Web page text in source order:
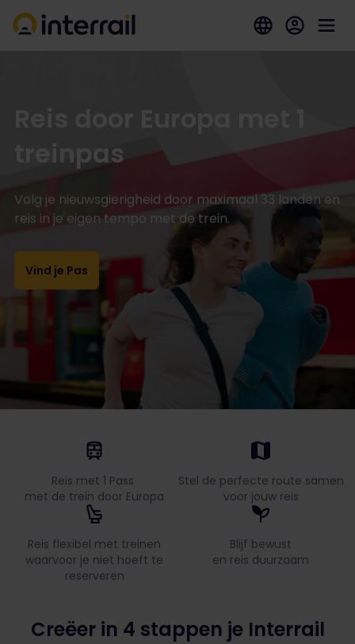
treinpas
Volg je nieuwsgierigheid door maximaal 33 landen en
reis in je eigen tempo met de trein.
Vind je Pas
Reis met 1 Pass
met de trein door Europa
Stel de perfecte route samen
voor jouw reis
Reis flexibel met treinen
waarvoor je niet hoeft te
reserveren
Blijf bewust
en reis duurzaam
Creëer in 4 stappen je Interrail